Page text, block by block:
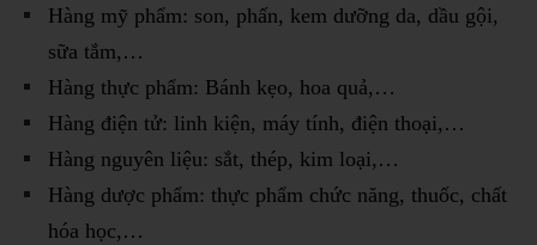
Hàng mỹ phẩm: son, phấn, kem dưỡng da, dầu gội,
sữa tắm,…
Hàng thực phẩm: Bánh kẹo, hoa quả,…
Hàng điện tử: linh kiện, máy tính, điện thoại,…
Hàng nguyên liệu: sắt, thép, kim loại,…
Hàng dược phẩm: thực phẩm chức năng, thuốc, chất
hóa học,…